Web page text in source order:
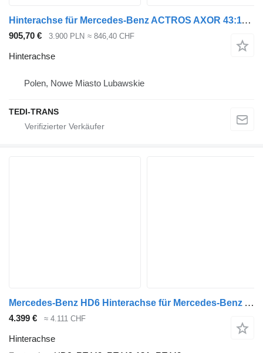
Hinterachse für Mercedes-Benz ACTROS AXOR 43:11 LKW
905,70 € 3.900 PLN ≈ 846,40 CHF
Hinterachse
Polen, Nowe Miasto Lubawskie
TEDI-TRANS
Mercedes-Benz HD6 Hinterachse für Mercedes-Benz Arocs ,ACTROS LKW
4.399 € ≈ 4.111 CHF
Hinterachse